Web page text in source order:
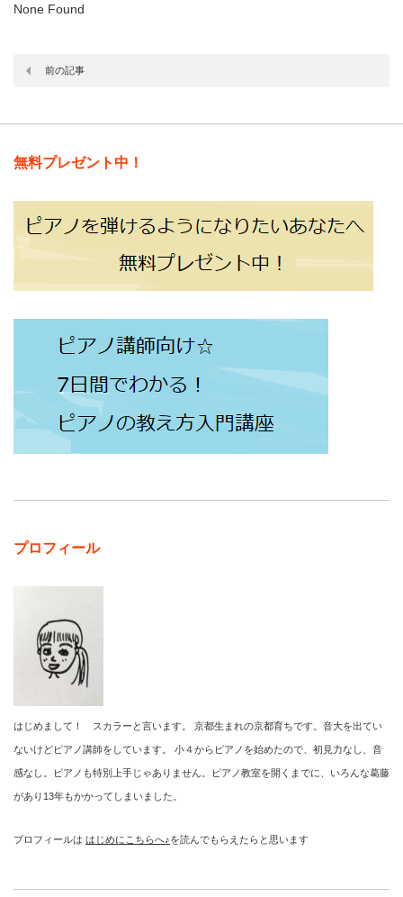
None Found
前の記事
無料プレゼント中！
プロフィール
はじめまして！ スカラーと言います。 京都生まれの京都育ちです。音大を出てい
ないけどピアノ講師をしています。 小４からピアノを始めたので、初見力なし、音
感なし。ピアノも特別上手じゃありません。ピアノ教室を開くまでに、いろんな葛藤
があり13年もかかってしまいました。
プロフィールは はじめにこちらへ♪を読んでもらえたらと思います